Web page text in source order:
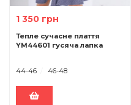
1 350 грн
Тепле сучасне плаття
YM44601 гусяча лапка
44-46 46-48